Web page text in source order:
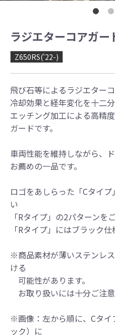
ラジエターコアガ
Z650RS('22-)
飛び石等によるラジエター
冷却効果と経年変化を十二
エッチング加工による高精
ガードです。
車両性能を維持しながら、
お薦めの一品です。
ロゴをあしらった「Cタイ
い
「Rタイプ」の2パターンを
「Rタイプ」にはブラック仕
※商品素材が薄いステンレ
ける
可能性があります。
お取り扱いには十分ご注意
※画像：左から順に、Cタイ
ック）に
●当HP内では、マフラ
真を使用しております
●レーシングパーツはサ
り公道（※）での使
●国内で開催される全て